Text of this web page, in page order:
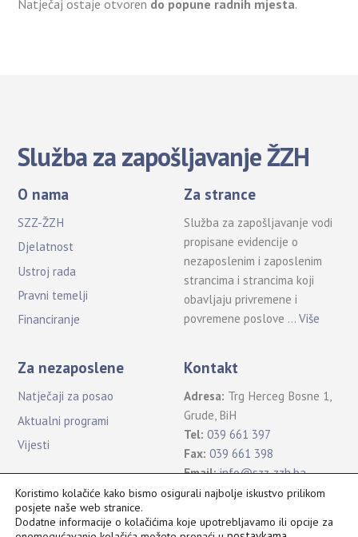
Natječaj ostaje otvoren do popune radnih mjesta.
Služba za zapošljavanje ŽZH
O nama
SZZ-ŽZH
Djelatnost
Ustroj rada
Pravni temelji
Financiranje
Za strance
Služba za zapošljavanje vodi
propisane evidencije o
nezaposlenim i zaposlenim
strancima i strancima koji
obavljaju privremene i
povremene poslove …Više
Za nezaposlene
Natječaji za posao
Aktualni programi
Vijesti
Kontakt
Adresa: Trg Herceg Bosne 1,
Grude, BiH
Tel: 039 661 397
Fax: 039 661 398
Email: info@szz-zzh.ba
Koristimo kolačiće kako bismo osigurali najbolje iskustvo prilikom
posjete naše web stranice.
Dodatne informacije o kolačićima koje upotrebljavamo ili opcije za